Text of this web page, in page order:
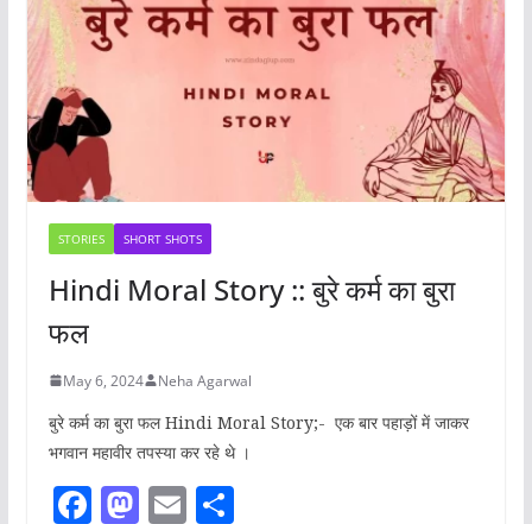
STORIES SHORT SHOTS
Hindi Moral Story :: बुरे कर्म का बुरा
फल
May 6, 2024 Neha Agarwal
बुरे कर्म का बुरा फल Hindi Moral Story;- एक बार पहाड़ों में जाकर
भगवान महावीर तपस्या कर रहे थे ।
F M E S